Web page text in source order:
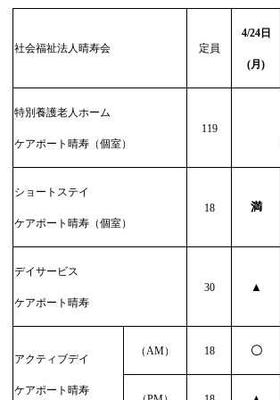
社会福祉法人晴寿会 定員
4/24日
(月)
特別養護老人ホーム
ケアポート晴寿（個室）
119
ショートステイ
ケアポート晴寿（個室）
18 満
デイサービス
ケアポート晴寿
30 ▲
アクティブデイ
ケアポート晴寿
（AM） 18 〇